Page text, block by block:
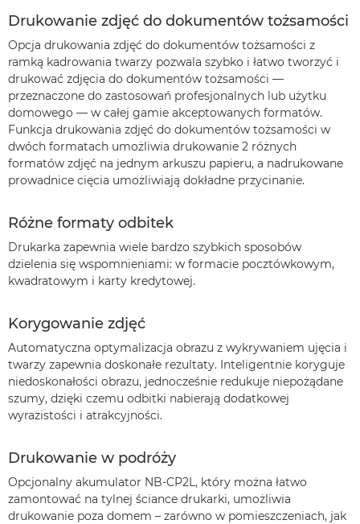
Drukowanie zdjęć do dokumentów tożsamości
Opcja drukowania zdjęć do dokumentów tożsamości z
ramką kadrowania twarzy pozwala szybko i łatwo tworzyć i
drukować zdjęcia do dokumentów tożsamości —
przeznaczone do zastosowań profesjonalnych lub użytku
domowego — w całej gamie akceptowanych formatów.
Funkcja drukowania zdjęć do dokumentów tożsamości w
dwóch formatach umożliwia drukowanie 2 różnych
formatów zdjęć na jednym arkuszu papieru, a nadrukowane
prowadnice cięcia umożliwiają dokładne przycinanie.
Różne formaty odbitek
Drukarka zapewnia wiele bardzo szybkich sposobów
dzielenia się wspomnieniami: w formacie pocztówkowym,
kwadratowym i karty kredytowej.
Korygowanie zdjęć
Automatyczna optymalizacja obrazu z wykrywaniem ujęcia i
twarzy zapewnia doskonałe rezultaty. Inteligentnie koryguje
niedoskonałości obrazu, jednocześnie redukuje niepożądane
szumy, dzięki czemu odbitki nabierają dodatkowej
wyrazistości i atrakcyjności.
Drukowanie w podróży
Opcjonalny akumulator NB-CP2L, który można łatwo
zamontować na tylnej ściance drukarki, umożliwia
drukowanie poza domem – zarówno w pomieszczeniach, jak